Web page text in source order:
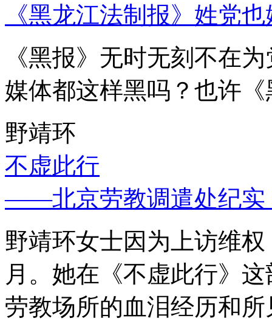
《黑龙江法制报》姓党
《黑报》无时无刻不在
媒体都这样黑吗？也许
野靖环
不虚此行
——北京劳教调遣处纪实
野靖环女士因为上访维
月。她在《不虚此行》
劳教场所的血泪经历和